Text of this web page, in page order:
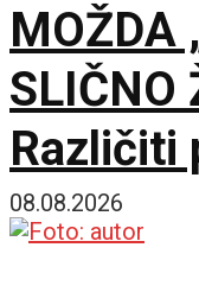
MOŽDA
SLIČNO
Različiti
08.08.2026